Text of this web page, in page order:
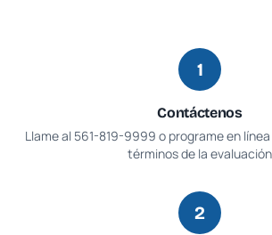
1
Contáctenos
Llame al 561-819-9999 o programe en
términos de la evaluación
2